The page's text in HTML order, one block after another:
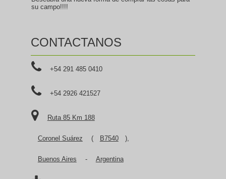
su campo!!!!
CONTACTANOS
+54 291 485 0410
+54 2926 421527
Ruta 85 Km 188
Coronel Suárez ( B7540 ),
Buenos Aires - Argentina